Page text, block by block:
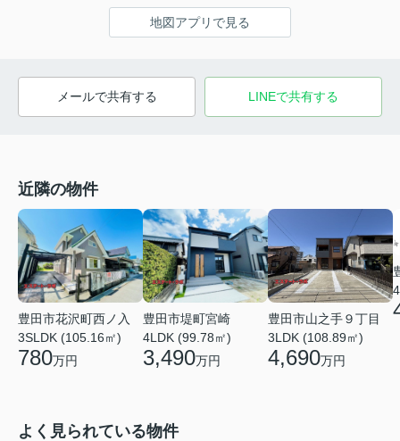
地図アプリで見る
メールで共有する LINEで共有する
近隣の物件
豊田市花沢町西ノ入
3SLDK (105.16㎡)
780万円
豊田市堤町宮崎
4LDK (99.78㎡)
3,490万円
豊田市山之手９丁目
3LDK (108.89㎡)
4,690万円
よく見られている物件